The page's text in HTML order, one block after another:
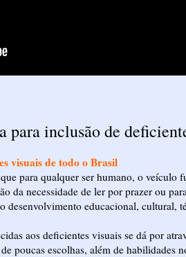
inclusão de
visuais de todo o Brasil
para qualquer ser humano, o veículo
da necessidade de ler por prazer ou
desenvolvimento educacional, cultural,
aos deficientes visuais se dá por
poucas escolhas, além de habilidades